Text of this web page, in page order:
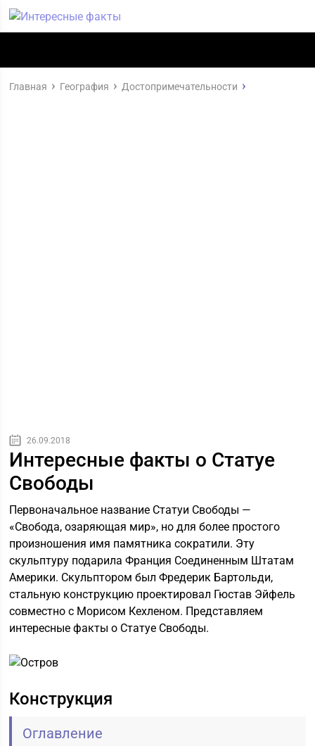
Главная География Достопримечательности
26.09.2018
Интересные факты о Статуе
Свободы
Первоначальное название Статуи Свободы —
«Свобода, озаряющая мир», но для более простого
произношения имя памятника сократили. Эту
скульптуру подарила Франция Соединенным Штатам
Америки. Скульптором был Фредерик Бартольди,
стальную конструкцию проектировал Гюстав Эйфель
совместно с Морисом Кехленом. Представляем
интересные факты о Статуе Свободы.
Конструкция
Оглавление